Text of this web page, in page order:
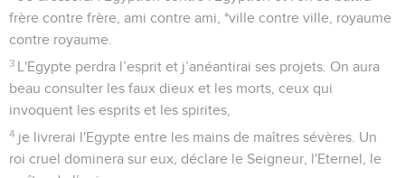
frère contre frère, ami contre ami, *ville contre ville, royaume
contre royaume.
3 L'Egypte perdra l’esprit et j’anéantirai ses projets. On aura
beau consulter les faux dieux et les morts, ceux qui
invoquent les esprits et les spirites,
4 je livrerai l'Egypte entre les mains de maîtres sévères. Un
roi cruel dominera sur eux, déclare le Seigneur, l'Eternel, le